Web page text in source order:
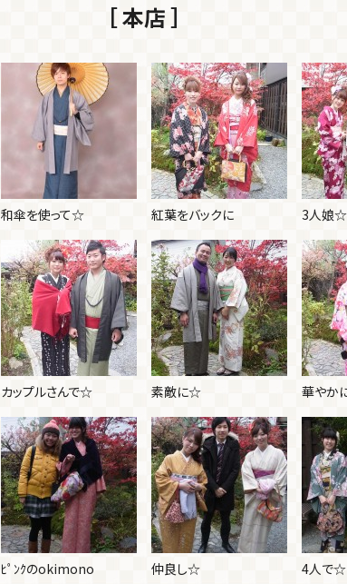
［ 本店 ］
和傘を使って☆ 紅葉をバックに 3人娘☆
カップルさんで☆ 素敵に☆ 華やか
ﾋﾟﾝｸのokimono 仲良し☆ 4人で☆